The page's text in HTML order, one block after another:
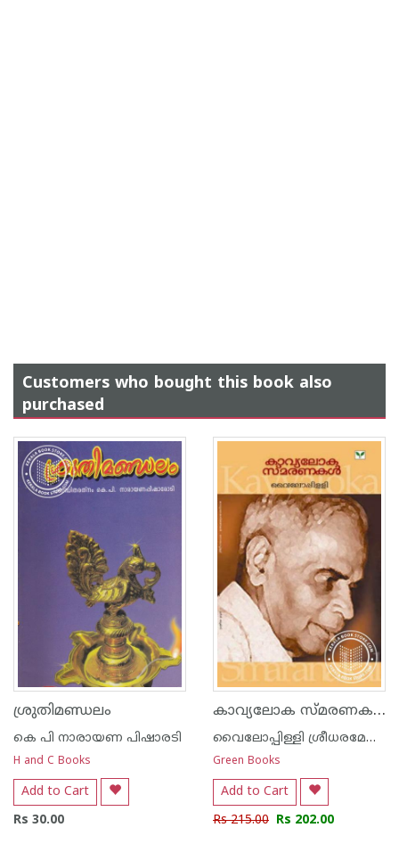
Customers who bought this book also
purchased
ശ്രുതിമണ്ഡലം
കെ പി നാരായണ പിഷാരടി
H and C Books
Add to Cart
Rs 30.00
കാവ്യലോക സ്മരണകള്‍
വൈലോപ്പിള്ളി ശ്രീധരമേനോ‌ന്‍
Green Books
Add to Cart
Rs 215.00 Rs 202.00